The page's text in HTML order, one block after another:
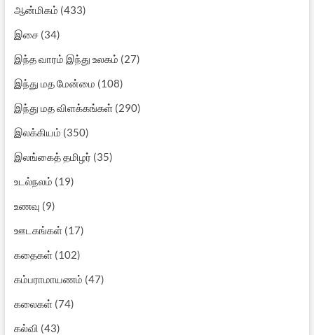
ஆன்மிகம் (433)
இசை(34)
இந்த வாரம் இந்து உலகம் (27)
இந்து மத மேன்மை (108)
இந்து மத விளக்கங்கள்(290)
இலக்கியம் (350)
இலங்கைத் தமிழர் (35)
உடல்நலம் (19)
உணவு (9)
ஊடகங்கள்(17)
கதைகள்(102)
கம்பராமாயணம் (47)
கலைகள்(74)
கல்வி (43)